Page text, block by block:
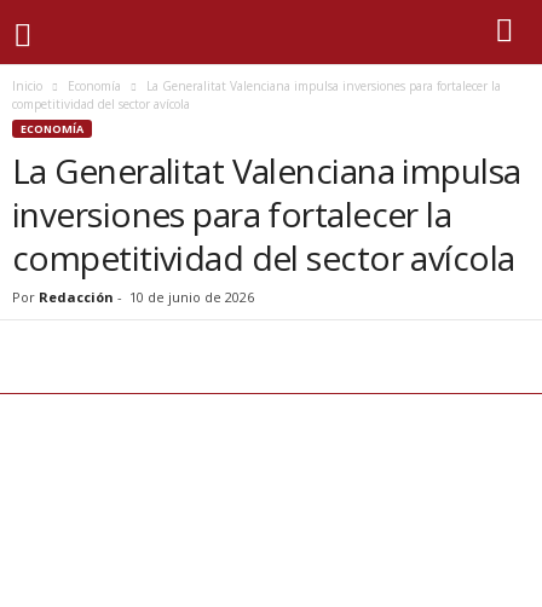
Inicio Economía
La Generalitat Valenciana impulsa inversiones para fortalecer la
competitividad del sector avícola
ECONOMÍA
La Generalitat Valenciana impulsa
inversiones para fortalecer la
competitividad del sector avícola
Por Redacción - 10 de junio de 2026